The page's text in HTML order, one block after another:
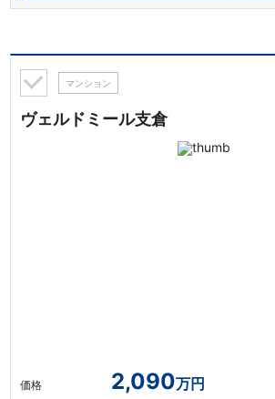
マンション
ヴェルドミール支倉
価格 2,090万円